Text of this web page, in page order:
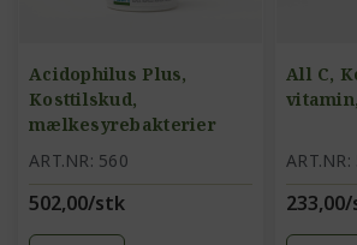
Acidophilus Plus,
Kosttilskud,
mælkesyrebakterier
ART.NR: 560
502,00/stk
All C,